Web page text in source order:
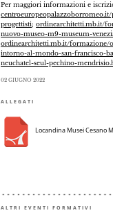
Per maggiori informazioni e
progettisti;ordinearchitetti.mb.it/
nuovo-museo-m9-museum-
ordinearchitetti.mb.it/
intorno-al-mondo-san-francisco-
neuchatel-seul-pechino-
02 GIUGNO 2022
ALLEGATI
Locandina Musei Cesano
ALTRI EVENTI FORMATIVI